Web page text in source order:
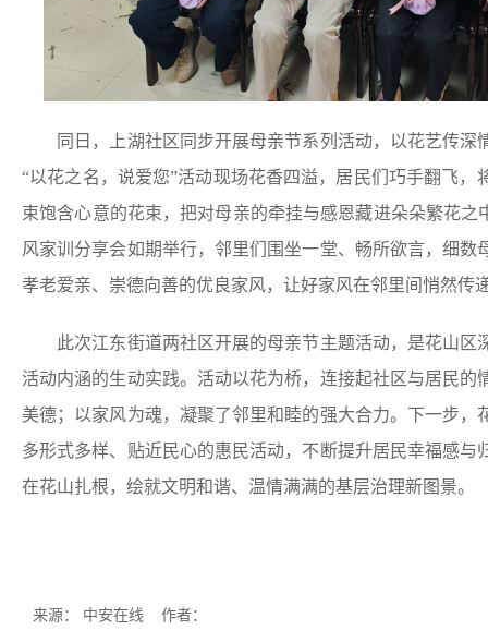
同日，上湖社区同步开展母亲节系列活动，以花艺传深
“以花之名，说爱您”活动现场花香四溢，居民们巧手翻飞
束饱含心意的花束，把对母亲的牵挂与感恩藏进朵朵繁花
风家训分享会如期举行，邻里们围坐一堂、畅所欲言，细
孝老爱亲、崇德向善的优良家风，让好家风在邻里间悄然传
此次江东街道两社区开展的母亲节主题活动，是花山区
活动内涵的生动实践。活动以花为桥，连接起社区与居民
美德；以家风为魂，凝聚了邻里和睦的强大合力。下一步
多形式多样、贴近民心的惠民活动，不断提升居民幸福感
在花山扎根，绘就文明和谐、温情满满的基层治理新图景。
来源： 中安在线 作者：